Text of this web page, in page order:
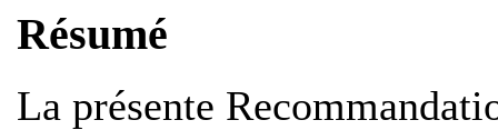
Résumé
La présente